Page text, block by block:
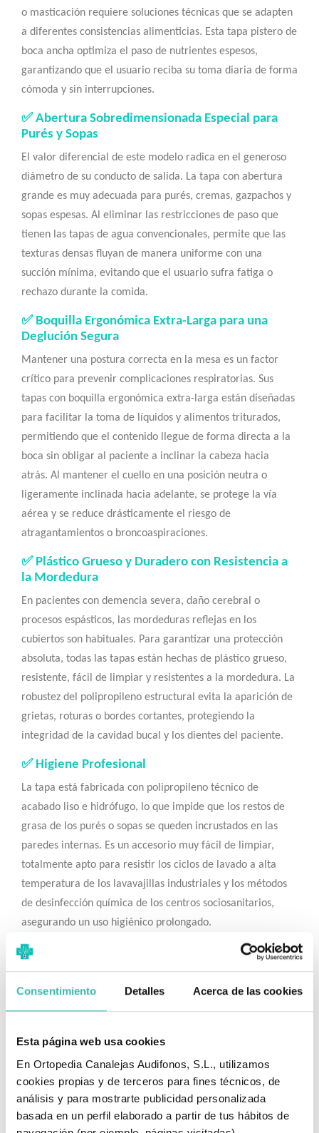
Consentimiento Detalles Acerca de las cookies
Esta página web usa cookies
En Ortopedia Canalejas Audifonos, S.L., utilizamos
cookies propias y de terceros para fines técnicos, de
análisis y para mostrarte publicidad personalizada
basada en un perfil elaborado a partir de tus hábitos de
o masticación requiere soluciones técnicas que se adapten
a diferentes consistencias alimenticias. Esta tapa pistero de
boca ancha optimiza el paso de nutrientes espesos,
garantizando que el usuario reciba su toma diaria de forma
cómoda y sin interrupciones.
✅ Abertura Sobredimensionada Especial para
Purés y Sopas
El valor diferencial de este modelo radica en el generoso
diámetro de su conducto de salida. La tapa con abertura
grande es muy adecuada para purés, cremas, gazpachos y
sopas espesas. Al eliminar las restricciones de paso que
tienen las tapas de agua convencionales, permite que las
texturas densas fluyan de manera uniforme con una
succión mínima, evitando que el usuario sufra fatiga o
rechazo durante la comida.
✅ Boquilla Ergonómica Extra-Larga para una
Deglución Segura
Mantener una postura correcta en la mesa es un factor
crítico para prevenir complicaciones respiratorias. Sus
tapas con boquilla ergonómica extra-larga están diseñadas
para facilitar la toma de líquidos y alimentos triturados,
permitiendo que el contenido llegue de forma directa a la
boca sin obligar al paciente a inclinar la cabeza hacia
atrás. Al mantener el cuello en una posición neutra o
ligeramente inclinada hacia adelante, se protege la vía
aérea y se reduce drásticamente el riesgo de
atragantamientos o broncoaspiraciones.
✅ Plástico Grueso y Duradero con Resistencia a
la Mordedura
En pacientes con demencia severa, daño cerebral o
procesos espásticos, las mordeduras reflejas en los
cubiertos son habituales. Para garantizar una protección
absoluta, todas las tapas están hechas de plástico grueso,
resistente, fácil de limpiar y resistentes a la mordedura. La
robustez del polipropileno estructural evita la aparición de
grietas, roturas o bordes cortantes, protegiendo la
integridad de la cavidad bucal y los dientes del paciente.
✅ Higiene Profesional
La tapa está fabricada con polipropileno técnico de
acabado liso e hidrófugo, lo que impide que los restos de
grasa de los purés o sopas se queden incrustados en las
paredes internas. Es un accesorio muy fácil de limpiar,
totalmente apto para resistir los ciclos de lavado a alta
temperatura de los lavavajillas industriales y los métodos
de desinfección química de los centros sociosanitarios,
asegurando un uso higiénico prolongado.
✅ Indicaciones de Uso
Esta ayuda técnica de vajilla adaptada está estrictamente
recomendada para:
alimentos con texturas espesadas, cremosas o trituradas.
mandíbula o falta de coordinación motora fina.
Usuarios encamados o en posición de semi-incorporación